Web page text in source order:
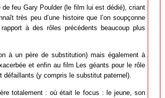
feu Gary Poulder (le film lui est dédié), criant
très peu d’une histoire que l’on soupçonne
à des rôles précédents beaucoup plus
à un père de substitution) mais également à
et enfin au film Les géants pour le rôle
défaillants (y compris le substitut paternel).
totalement : où était le focus : le jeune, son